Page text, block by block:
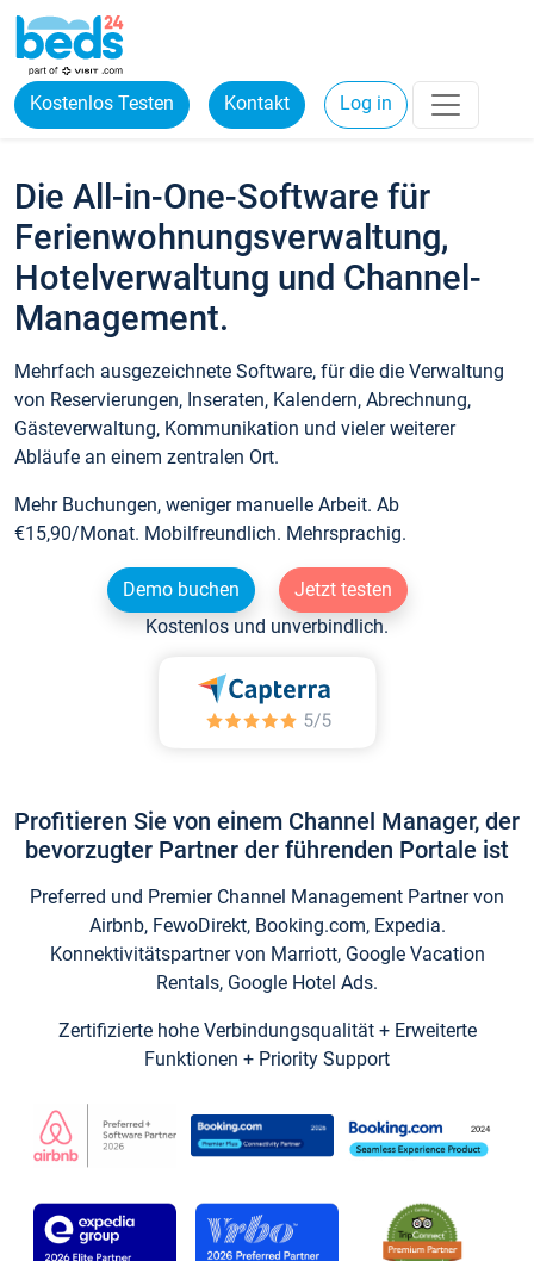
Kostenlos Testen Kontakt Log in
Die All-in-One-Software für
Ferienwohnungsverwaltung,
Hotelverwaltung und Channel-
Management.
Mehrfach ausgezeichnete Software, für die die Verwaltung
von Reservierungen, Inseraten, Kalendern, Abrechnung,
Gästeverwaltung, Kommunikation und vieler weiterer
Abläufe an einem zentralen Ort.
Mehr Buchungen, weniger manuelle Arbeit. Ab
€15,90/Monat. Mobilfreundlich. Mehrsprachig.
Demo buchen
Jetzt testen
Kostenlos und unverbindlich.
Profitieren Sie von einem Channel Manager, der
bevorzugter Partner der führenden Portale ist
Preferred und Premier Channel Management Partner von
Airbnb, FewoDirekt, Booking.com, Expedia.
Konnektivitätspartner von Marriott, Google Vacation
Rentals, Google Hotel Ads.
Zertifizierte hohe Verbindungsqualität + Erweiterte
Funktionen + Priority Support